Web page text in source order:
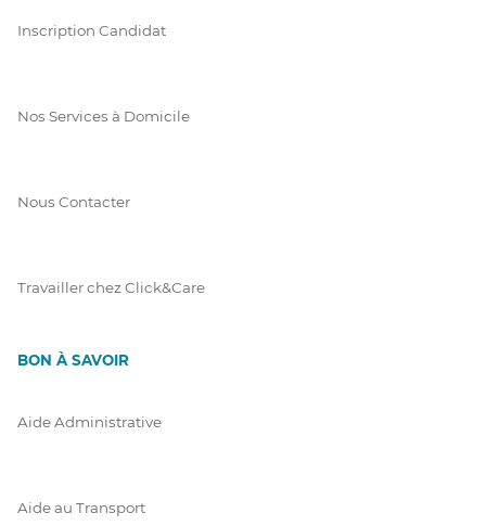
Inscription Candidat
Nos Services à Domicile
Nous Contacter
Travailler chez Click&Care
BON À SAVOIR
Aide Administrative
Aide au Transport